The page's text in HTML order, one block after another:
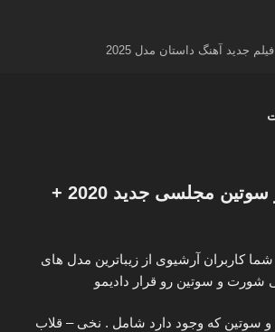
جدید آهنگ داستان مدل 2025
مدل شورت و سوتین مجلسی جدید 2020 +
کاربران آرشیوی از زیباترین مدل های
و سوتین رو قرار دادیمو
سوتین که وجود دارد شامل . نخی – قلاب